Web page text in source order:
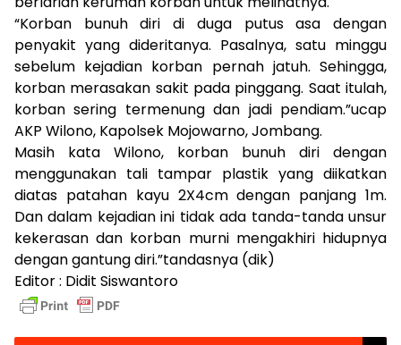
“Korban bunuh diri di duga putus asa dengan
penyakit yang dideritanya. Pasalnya, satu minggu
sebelum kejadian korban pernah jatuh. Sehingga,
korban merasakan sakit pada pinggang. Saat itulah,
korban sering termenung dan jadi pendiam.”ucap
AKP Wilono, Kapolsek Mojowarno, Jombang.
Masih kata Wilono, korban bunuh diri dengan
menggunakan tali tampar plastik yang diikatkan
diatas patahan kayu 2X4cm dengan panjang 1m.
Dan dalam kejadian ini tidak ada tanda-tanda unsur
kekerasan dan korban murni mengakhiri hidupnya
dengan gantung diri.”tandasnya (dik)
Editor : Didit Siswantoro